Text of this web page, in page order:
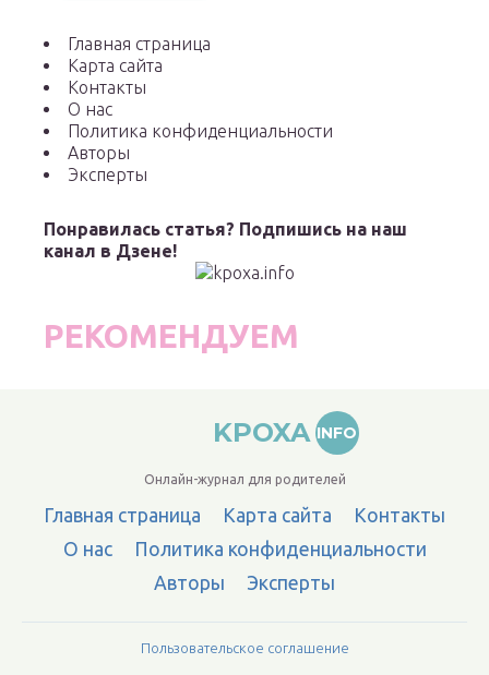
Главная страница
Карта сайта
Контакты
О нас
Политика конфиденциальности
Авторы
Эксперты
Понравилась статья? Подпишись на наш
канал в Дзене!
РЕКОМЕНДУЕМ
KPOXA INFO
Онлайн-журнал для родителей
Главная страница Карта сайта
Контакты
О нас
Политика конфиденциальности
Авторы
Эксперты
Пользовательское соглашение